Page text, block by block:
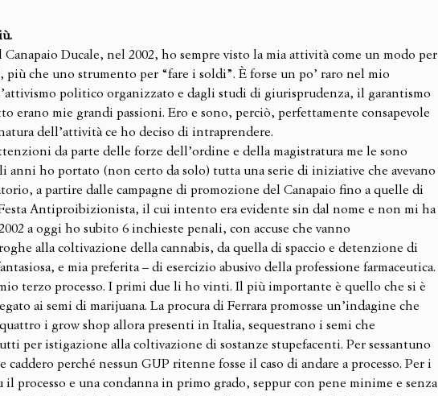
Ducale, nel 2002, ho sempre visto la mia attività come un modo per
che uno strumento per “fare i soldi”. È forse un po’ raro nel mio
politico organizzato e dagli studi di giurisprudenza, il garantismo
erano mie grandi passioni. Ero e sono, perciò, perfettamente consapevole
dell’attività ce ho deciso di intraprendere.
da parte delle forze dell’ordine e della magistratura me le sono
anni ho portato (non certo da solo) tutta una serie di iniziative che avevano
a partire dalle campagne di promozione del Canapaio fino a quelle di
Festa Antiproibizionista, il cui intento era evidente sin dal nome e non mi ha
a oggi ho subito 6 inchieste penali, con accuse che vanno
alla coltivazione della cannabis, da quella di spaccio e detenzione di
e mia preferita – di esercizio abusivo della professione farmaceutica.
terzo processo. I primi due li ho vinti. Il più importante è quello che si è
ai semi di marijuana. La procura di Ferrara promosse un’indagine che
i grow shop allora presenti in Italia, sequestrano i semi che
per istigazione alla coltivazione di sostanze stupefacenti. Per sessantuno
caddero perché nessun GUP ritenne fosse il caso di andare a processo. Per i
processo e una condanna in primo grado, seppur con pene minime e senza